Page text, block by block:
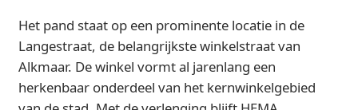
Het pand staat op een prominente locatie in de
Langestraat, de belangrijkste winkelstraat van
Alkmaar. De winkel vormt al jarenlang een
herkenbaar onderdeel van het kernwinkelgebied